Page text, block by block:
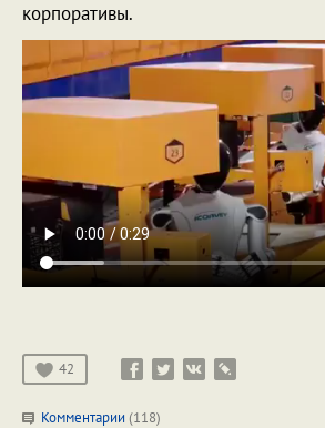
корпоративы.
42
Комментарии (118)